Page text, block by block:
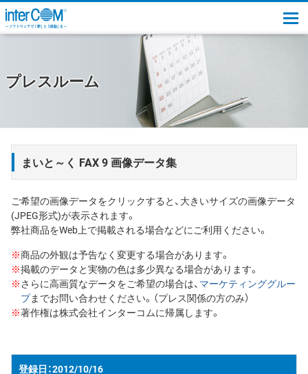
プレスルーム
まいと～く FAX 9 画像データ集
ご希望の画像データをクリックすると、大きいサイズの画像データ
(JPEG形式)が表示されます。
弊社商品をWeb上で掲載される場合などにご利用ください。
※商品の外観は予告なく変更する場合があります。
※掲載のデータと実物の色は多少異なる場合があります。
※さらに高画質なデータをご希望の場合は、 マーケティンググルー
プまでお問い合わせください。（プレス関係の方のみ）
※著作権は株式会社インターコムに帰属します。
2012/10/16